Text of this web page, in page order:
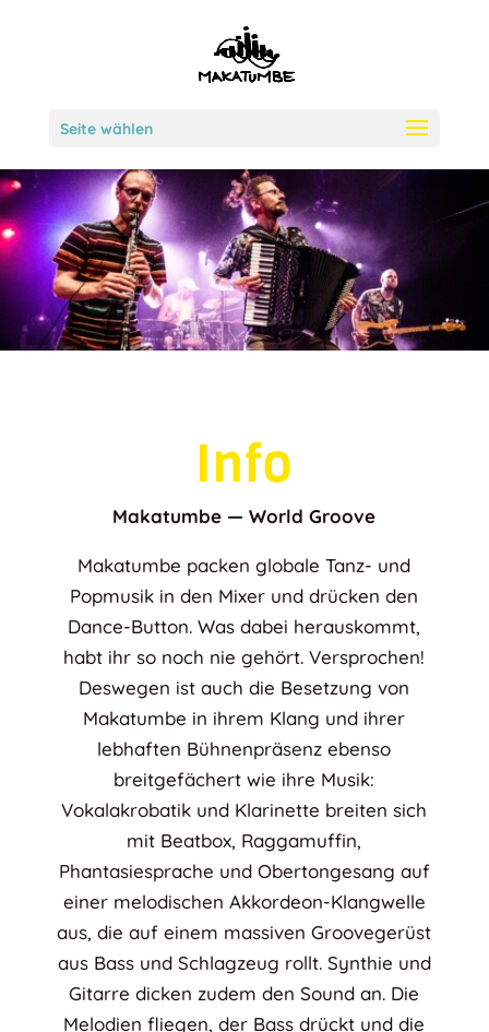
Seite wählen
Info
Makatumbe — World Groove
Makatumbe packen globale Tanz- und
Popmusik in den Mixer und drücken den
Dance-Button. Was dabei herauskommt,
habt ihr so noch nie gehört. Versprochen!
Deswegen ist auch die Besetzung von
Makatumbe in ihrem Klang und ihrer
lebhaften Bühnenpräsenz ebenso
breitgefächert wie ihre Musik:
Vokalakrobatik und Klarinette breiten sich
mit Beatbox, Raggamuffin,
Phantasiesprache und Obertongesang auf
einer melodischen Akkordeon-Klangwelle
aus, die auf einem massiven Groovegerüst
aus Bass und Schlagzeug rollt. Synthie und
Gitarre dicken zudem den Sound an. Die
Melodien fliegen, der Bass drückt und die